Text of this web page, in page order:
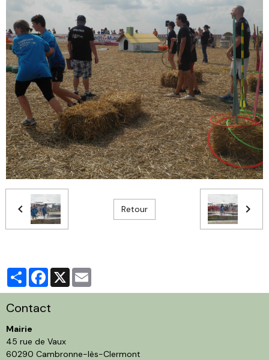
Retour
PartagerFacebook
X
Contact
Mairie
45 rue de Vaux
60290 Cambronne-lès-Clermont